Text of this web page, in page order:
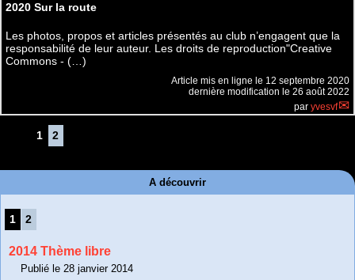
2020 Sur la route
Les photos, propos et articles présentés au club n’engagent que la
responsabilité de leur auteur. Les droits de reproduction"Creative
Commons - (…)
Article mis en ligne le 12 septembre 2020
dernière modification le 26 août 2022
par yvesvf
1 2
A découvrir
1 2
2014 Thème libre
Publié le 28 janvier 2014